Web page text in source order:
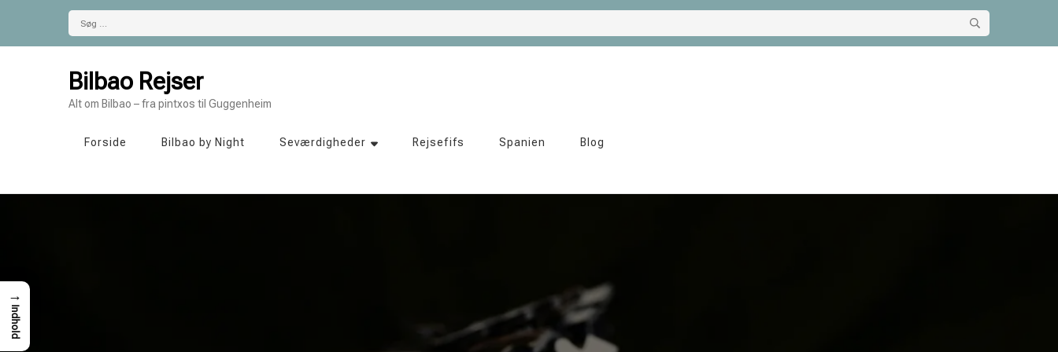
Søg
efter:
Bilbao Rejser
Alt om Bilbao – fra pintxos til Guggenheim
Forside Bilbao by Night Seværdigheder Rejsefifs Spanien Blog
→
Indhold